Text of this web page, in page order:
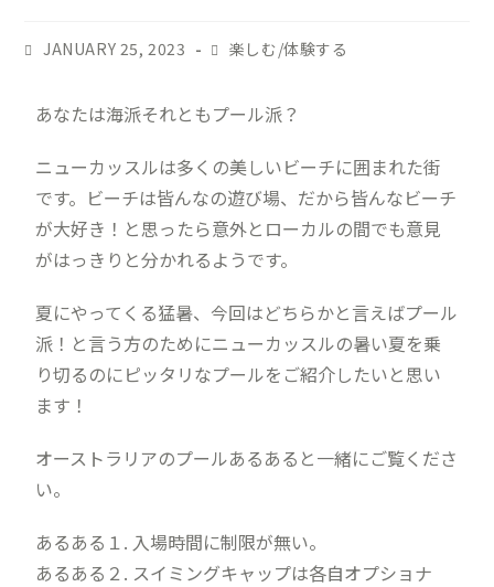
JANUARY 25, 2023 楽しむ/体験する
あなたは海派それともプール派？
ニューカッスルは多くの美しいビーチに囲まれた街
です。ビーチは皆んなの遊び場、だから皆んなビーチ
が大好き！と思ったら意外とローカルの間でも意見
がはっきりと分かれるようです。
夏にやってくる猛暑、今回はどちらかと言えばプール
派！と言う方のためにニューカッスルの暑い夏を乗
り切るのにピッタリなプールをご紹介したいと思い
ます！
オーストラリアのプールあるあると一緒にご覧くださ
い。
あるある１. 入場時間に制限が無い。
あるある２. スイミングキャップは各自オプショナ